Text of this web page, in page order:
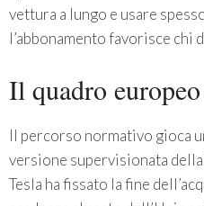
vettura a lungo e usare
l’abbonamento favorisce
Il quadro
Il percorso normativo gioca
versione supervisionata della
Tesla ha fissato la fine